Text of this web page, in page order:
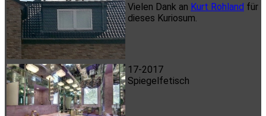
Vielen Dank an Kurt Rohland für
dieses Kuriosum.
17-2017
Spiegelfetisch